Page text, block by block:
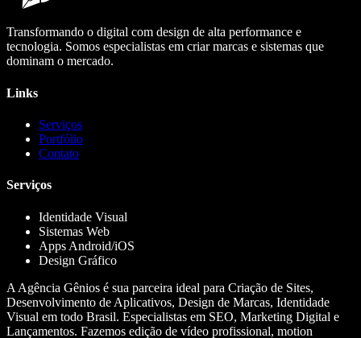
Transformando o digital com design de alta performance e
tecnologia. Somos especialistas em criar marcas e sistemas que
dominam o mercado.
Links
Serviços
Portfólio
Contato
Serviços
Identidade Visual
Sistemas Web
Apps Android/iOS
Design Gráfico
A Agência Gênios é sua parceira ideal para Criação de Sites,
Desenvolvimento de Aplicativos, Design de Marcas, Identidade
Visual em todo Brasil. Especialistas em SEO, Marketing Digital e
Lançamentos. Fazemos edição de vídeo profissional, motion